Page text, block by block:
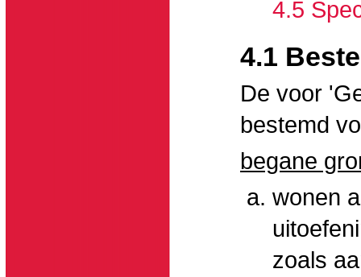
4.5
4.1
De voor
bestemd
begane
wonen
zoals